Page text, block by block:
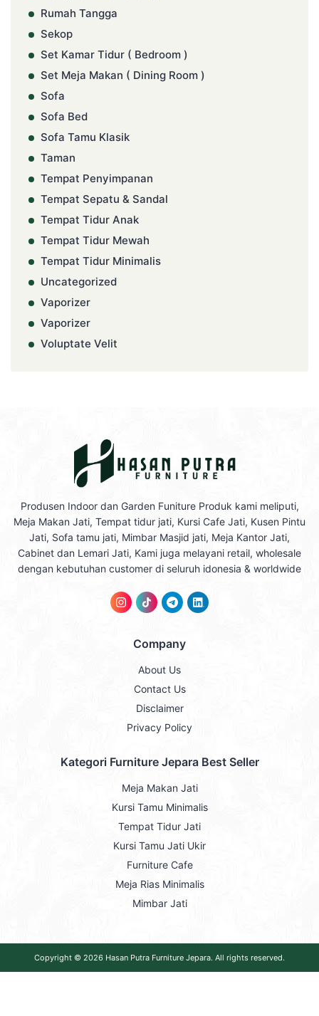
Rumah Tangga
Sekop
Set Kamar Tidur ( Bedroom )
Set Meja Makan ( Dining Room )
Sofa
Sofa Bed
Sofa Tamu Klasik
Taman
Tempat Penyimpanan
Tempat Sepatu & Sandal
Tempat Tidur Anak
Tempat Tidur Mewah
Tempat Tidur Minimalis
Uncategorized
Vaporizer
Vaporizer
Voluptate Velit
Produsen Indoor dan Garden Funiture Produk kami meliputi,
Meja Makan Jati, Tempat tidur jati, Kursi Cafe Jati, Kusen Pintu
Jati, Sofa tamu jati, Mimbar Masjid jati, Meja Kantor Jati,
Cabinet dan Lemari Jati, Kami juga melayani retail, wholesale
dengan kebutuhan customer di seluruh idonesia & worldwide
Company
About Us
Contact Us
Disclaimer
Privacy Policy
Kategori Furniture Jepara Best Seller
Meja Makan Jati
Kursi Tamu Minimalis
Tempat Tidur Jati
Kursi Tamu Jati Ukir
Furniture Cafe
Meja Rias Minimalis
Mimbar Jati
Copyright © 2026 Hasan Putra Furniture Jepara. All rights reserved.